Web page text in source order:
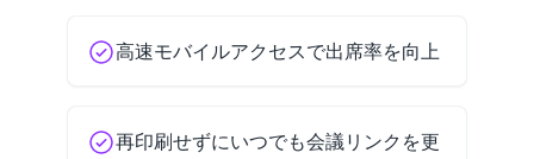
高速モバイルアクセスで出席率を向上
再印刷せずにいつでも会議リンクを更